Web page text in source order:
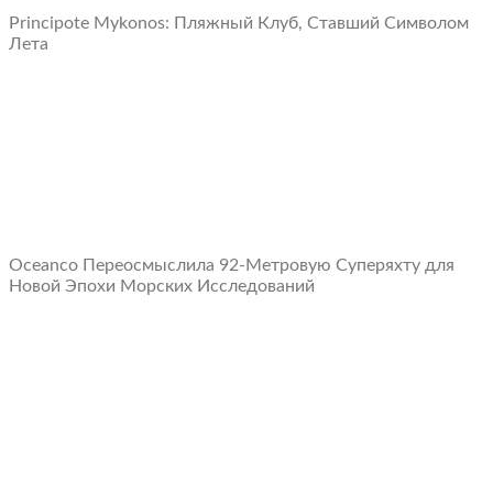
Principote Mykonos: Пляжный Клуб, Ставший Символом
Лета
Oceanco Переосмыслила 92-Метровую Суперяхту для
Новой Эпохи Морских Исследований